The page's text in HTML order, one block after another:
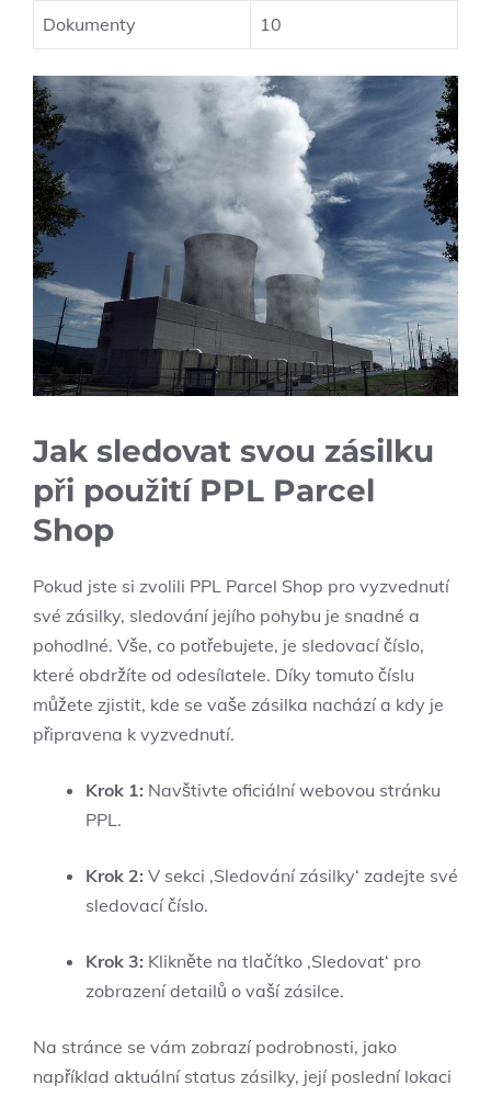
Dokumenty 10
Jak sledovat svou zásilku
při použití PPL Parcel
Shop
Pokud jste si zvolili PPL Parcel Shop pro vyzvednutí
své zásilky, sledování jejího pohybu je snadné a
pohodlné. Vše, co potřebujete, je sledovací číslo,
které obdržíte od odesílatele. Díky tomuto číslu
můžete zjistit, kde se vaše zásilka nachází a kdy je
připravena k vyzvednutí.
Krok 1: Navštivte oficiální webovou stránku
PPL.
Krok 2: V sekci ‚Sledování zásilky‘ zadejte své
sledovací číslo.
Krok 3: Klikněte na tlačítko ‚Sledovat‘ pro
zobrazení detailů o vaší zásilce.
Na stránce se vám zobrazí podrobnosti, jako
například aktuální status zásilky, její poslední lokaci